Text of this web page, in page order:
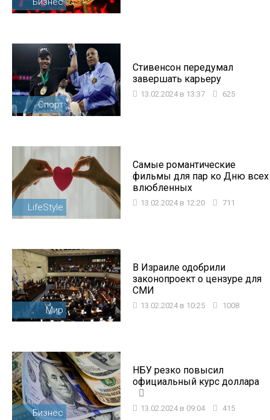
Спорт
Стивенсон передумал
завершать карьеру
13.02.2024 в 13:37 625
LifeStyle
Самые романтические
фильмы для пар ко Дню всех
влюбленных
13.02.2024 в 12:20 711
Мир
В Израиле одобрили
законопроект о цензуре для
СМИ
13.02.2024 в 10:25 1008
Бизнес
НБУ резко повысил
официальный курс доллара
13.02.2024 в 09:04 415